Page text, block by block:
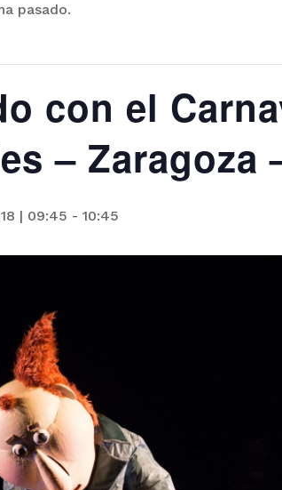
pasado.
con el
– Zaragoza
| 09:45 - 10:45